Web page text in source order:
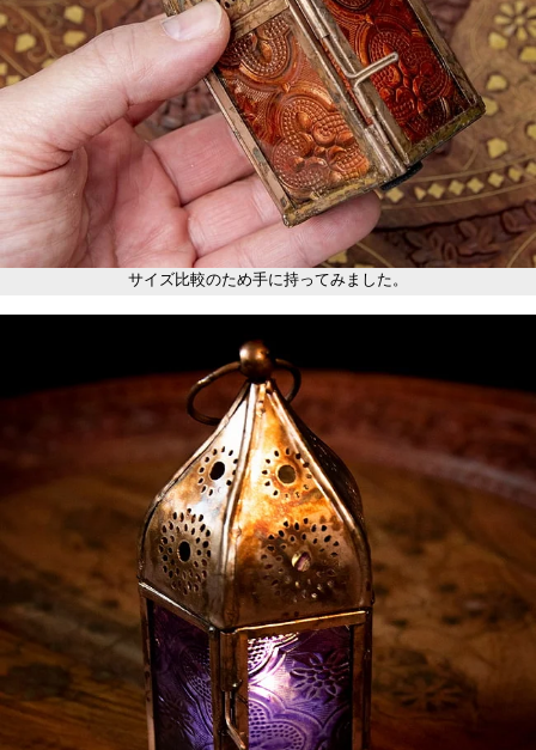
サイズ比較のため手に持ってみました。